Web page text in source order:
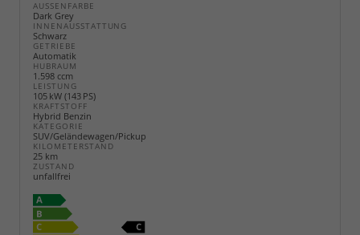
AUSSENFARBE
Dark Grey
INNENAUSSTATTUNG
Schwarz
GETRIEBE
Automatik
HUBRAUM
1.598 ccm
LEISTUNG
105 kW (143 PS)
KRAFTSTOFF
Hybrid Benzin
KATEGORIE
SUV/Geländewagen/Pickup
KILOMETERSTAND
25 km
ZUSTAND
unfallfrei